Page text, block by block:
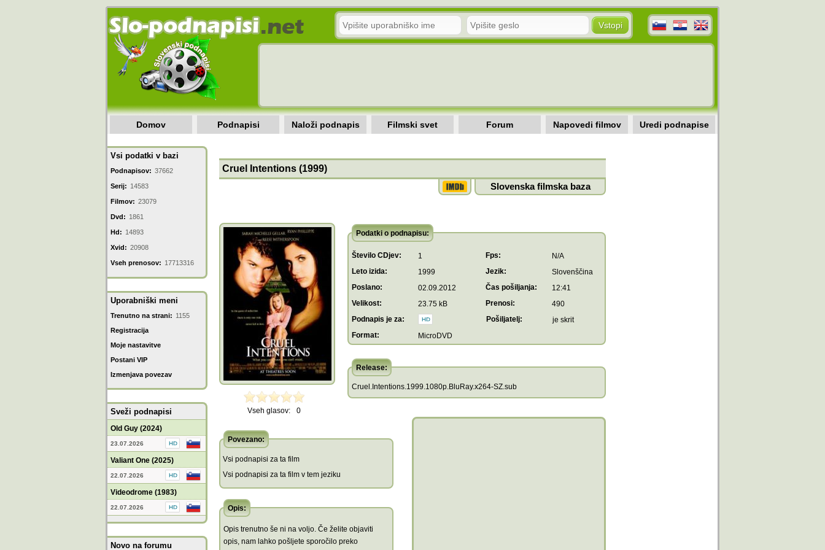
Domov Podnapisi Naloži podnapis Filmski svet Forum Napovedi filmov Uredi podnapise
Vsi podatki v bazi
Podnapisov: 37662
Serij: 14583
Filmov: 23079
Dvd: 1861
Hd: 14893
Xvid: 20908
Vseh prenosov: 17713316
Uporabniški meni
Trenutno na strani: 1155
Registracija
Moje nastavitve
Postani VIP
Izmenjava povezav
Sveži podnapisi
Old Guy (2024)
23.07.2026
Valiant One (2025)
22.07.2026
Videodrome (1983)
22.07.2026
Novo na forumu
Cruel Intentions (1999)
Slovenska filmska baza
Vseh glasov: 0
Podatki o podnapisu:
Število CDjev: 1 Fps:
N/A
Leto izida:
1999 Jezik:
Slovenščina
Poslano:
02.09.2012 Čas pošiljanja:
12:41
Velikost:
23.75 kB Prenosi:
490
Podnapis je za:
Pošiljatelj:
je skrit
Format:
MicroDVD
Release:
Cruel.Intentions.1999.1080p.BluRay.x264-SZ.sub
Povezano:
Vsi podnapisi za ta film
Vsi podnapisi za ta film v tem jeziku
Opis:
Opis trenutno še ni na voljo. Če želite objaviti
opis, nam lahko pošljete sporočilo preko